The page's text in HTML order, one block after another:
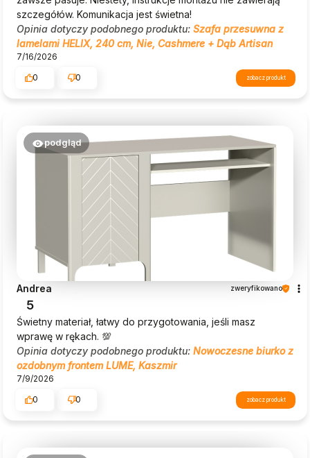
szczegółów. Komunikacja jest świetna!
Opinia dotyczy podobnego produktu: Szafa przesuwna z
lamelami HELIX, 240 cm, Nie, Cashmere + Dąb Artisan
7/16/2026
0
0 zobacz produkt
podgląd
Andrea zweryfikowano
5
Świetny materiał, łatwy do przygotowania, jeśli masz
wprawę w rękach. 💯
Opinia dotyczy podobnego produktu: Nowoczesne biurko z
ozdobnym frontem LUME, Kaszmir
7/9/2026
0
0 zobacz produkt